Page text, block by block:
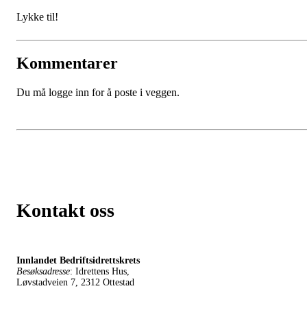
Lykke til!
Kommentarer
Du må logge inn for å poste i veggen.
Kontakt oss
Innlandet Bedriftsidrettskrets
Besøksadresse: Idrettens Hus,
Løvstadveien 7, 2312 Ottestad